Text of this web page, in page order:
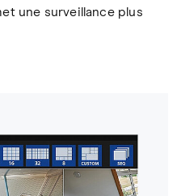
une surveillance plus